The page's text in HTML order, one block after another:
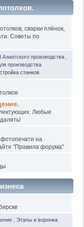
сварки плёнок,
Советы по
производства
производства
станков
Любые
фотопечати на
"Правила форума"
Этапы и воронка